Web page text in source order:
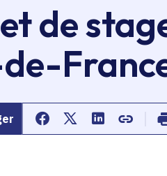
de
Partager sur Facebook
Partager sur
Partager sur
Copier